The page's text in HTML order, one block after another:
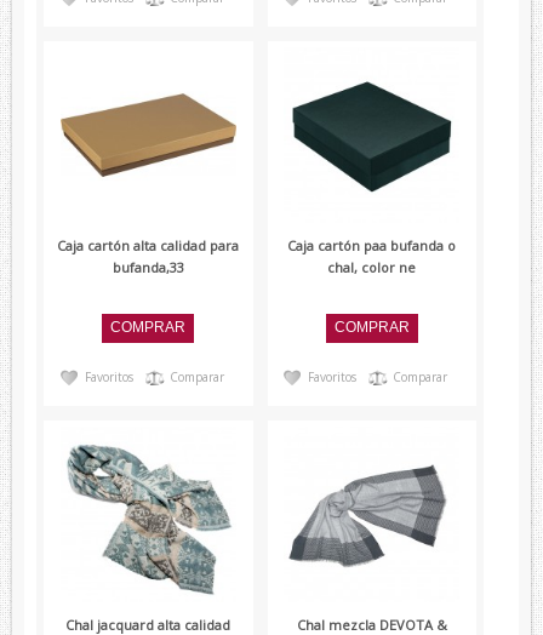
Pañuelos Devota&Lomba
Pañuelos Marca Blanca
Firmas
Belfe
Lambertti
Caja cartón alta calidad para
bufanda,33
Favoritos Comparar
Caja cartón paa bufanda o
chal, color ne
Favoritos Comparar
Chal jacquard alta calidad
Chal mezcla DEVOTA &